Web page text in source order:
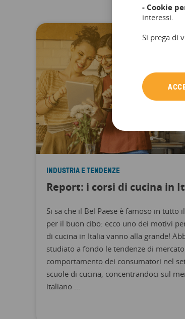
INDUSTRIA E TENDENZE
Report: i corsi di cucina in
Si sa che il Bel Paese è famoso in tutto
per il buon cibo: ecco uno dei motivi
di cucina in Italia vanno alla grande!
studiato a fondo le tendenze di
comportamento dei consumatori nel
scuole di cucina, concentrandoci sul
italiano ...
- Cookie
interessi.
Si prega di